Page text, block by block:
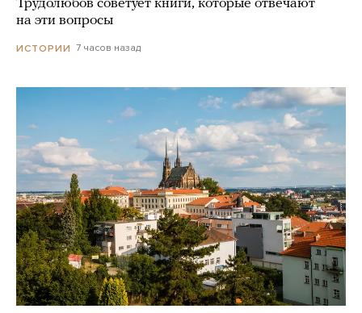
Трудолюбов советует книги, которые отвечают
на эти вопросы
ИСТОРИИ 7 часов назад